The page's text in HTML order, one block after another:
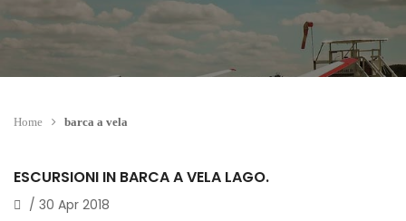
Home barca a vela
ESCURSIONI IN BARCA A VELA LAGO.
/ 30 Apr 2018